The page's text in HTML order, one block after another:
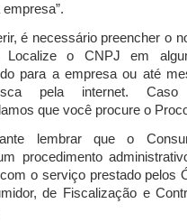
é necessário preencher o
Localize o CNPJ em
para a empresa ou até
pela internet. Caso
que você procure o
lembrar que o
procedimento
o serviço prestado pelos
de Fiscalização e